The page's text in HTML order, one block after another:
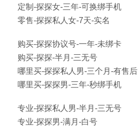
定制-探探女-三年-可换绑手机
零售-探探私人女-7天-实名
购买-探探协议号-一年-未绑卡
购买-探探-半月-三无号
哪里买-探探私人男-三个月-有售后
哪里买-探探男-三年-秒绑手机
专业-探探私人男-半月-三无号
专业-探探男-满月-白号